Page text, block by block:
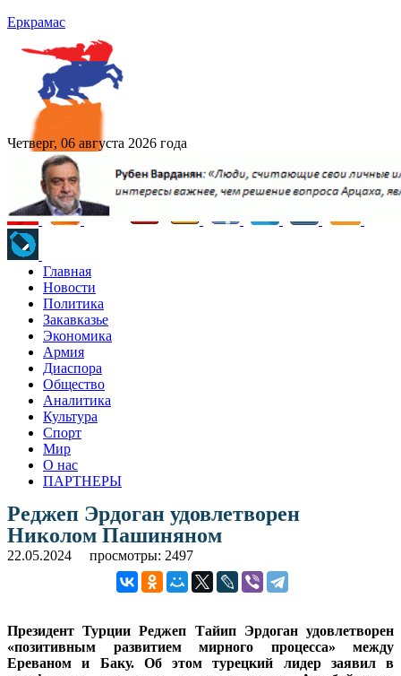
Еркрамас
Четверг, 06 августа 2026 года
Главная
Новости
Политика
Закавказье
Экономика
Армия
Диаспора
Общество
Аналитика
Культура
Спорт
Мир
О нас
ПАРТНЕРЫ
Реджеп Эрдоган удовлетворен
Николом Пашиняном
22.05.2024 просмотры: 2497
Президент Турции Реджеп Тайип Эрдоган удовлетворен
«позитивным развитием мирного процесса» между
Ереваном и Баку. Об этом турецкий лидер заявил в